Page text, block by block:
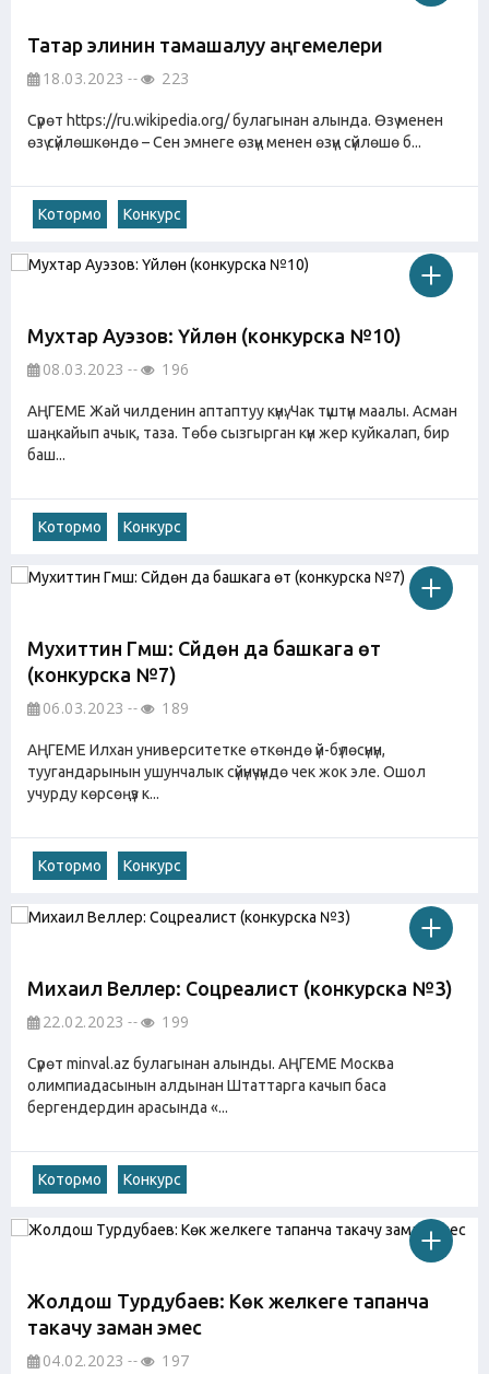
Татар элинин тамашалуу аңгемелери
18.03.2023 223
Сүрөт https://ru.wikipedia.org/ булагынан алында. Өзү менен
өзү сүйлөшкөндө – Сен эмнеге өзүң менен өзүң сүйлөшө б...
Котормо Конкурс
Мухтар Ауэзов: Үйлөнүү (конкурска №10)
08.03.2023 196
АҢГЕМЕ Жай чилденин аптаптуу күнү. Чак түштүн маалы. Асман
шаңкайып ачык, таза. Төбө сызгырган күн жер куйкалап, бир
баш...
Котормо Конкурс
Мухиттин Гүмүш: Сүйүүдөн да башкага өтүү
(конкурска №7)
06.03.2023 189
АҢГЕМЕ Илхан университетке өткөндө үй-бүлөсүнүн,
туугандарынын ушунчалык сүйүнүчүндө чек жок эле. Ошол
учурду көрсөңүз к...
Котормо Конкурс
Михаил Веллер: Соцреалист (конкурска №3)
22.02.2023 199
Сүрөт minval.az булагынан алынды. АҢГЕМЕ Москва
олимпиадасынын алдынан Штаттарга качып баса
бергендердин арасында «...
Котормо Конкурс
Жолдош Турдубаев: Көк желкеге тапанча
такачу заман эмес
04.02.2023 197